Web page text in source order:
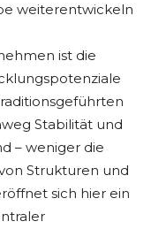
weiterentwickeln
ist die
Stabilität und
– weniger die
Strukturen und
sich hier ein